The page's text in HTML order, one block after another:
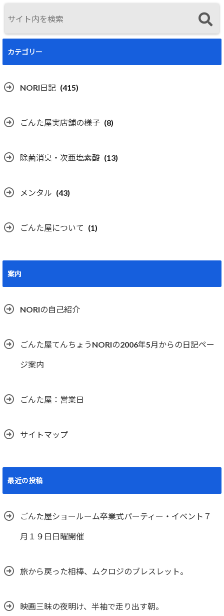
カテゴリー
NORI日記 (415)
ごんた屋実店舗の様子 (8)
除菌消臭・次亜塩素酸 (13)
メンタル (43)
ごんた屋について (1)
案内
NORIの自己紹介
ごんた屋てんちょうNORIの2006年5月からの日記ペー
ジ案内
ごんた屋：営業日
サイトマップ
最近の投稿
ごんた屋ショールーム卒業式パーティー・イベント７
月１９日日曜開催
旅から戻った相棒、ムクロジのブレスレット。
映画三昧の夜明け、半袖で走り出す朝。